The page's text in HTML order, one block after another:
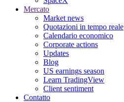
Mercato
Market news
Quotazioni in tempo reale
Calendario economico
Corporate actions
Updates
Blog
US earnings season
Learn TradingView
Client sentiment
Contatto